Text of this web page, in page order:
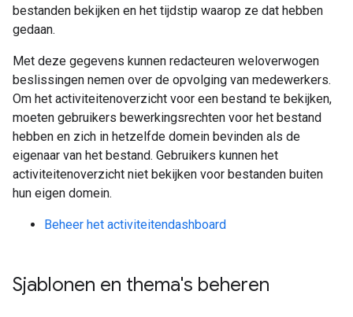
bestanden bekijken en het tijdstip waarop ze dat hebben
gedaan.
Met deze gegevens kunnen redacteuren weloverwogen
beslissingen nemen over de opvolging van medewerkers.
Om het activiteitenoverzicht voor een bestand te bekijken,
moeten gebruikers bewerkingsrechten voor het bestand
hebben en zich in hetzelfde domein bevinden als de
eigenaar van het bestand. Gebruikers kunnen het
activiteitenoverzicht niet bekijken voor bestanden buiten
hun eigen domein.
Beheer het activiteitendashboard
Sjablonen en thema's beheren